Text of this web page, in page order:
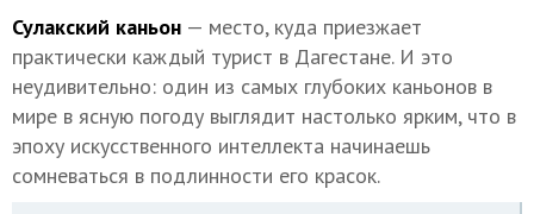
Сулакский каньон — место, куда приезжает
практически каждый турист в Дагестане. И это
неудивительно: один из самых глубоких каньонов в
мире в ясную погоду выглядит настолько ярким, что в
эпоху искусственного интеллекта начинаешь
сомневаться в подлинности его красок.